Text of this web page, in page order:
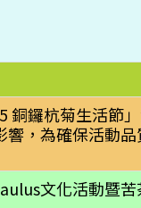
鑼杭菊生活節
，為確保活動
文化活動暨